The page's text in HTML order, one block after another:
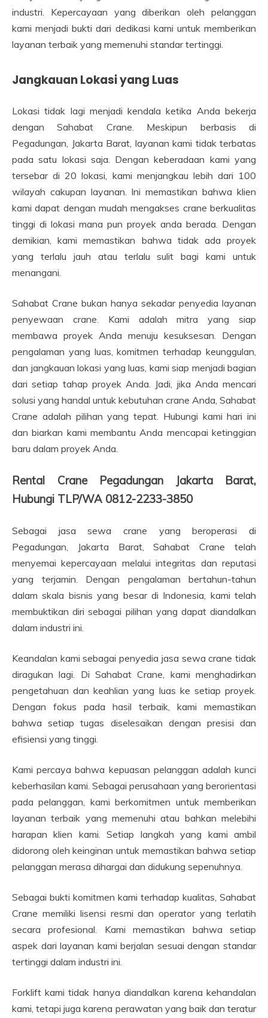
industri. Kepercayaan yang diberikan oleh pelanggan
kami menjadi bukti dari dedikasi kami untuk memberikan
layanan terbaik yang memenuhi standar tertinggi.
Jangkauan Lokasi yang Luas
Lokasi tidak lagi menjadi kendala ketika Anda bekerja
dengan Sahabat Crane. Meskipun berbasis di
Pegadungan, Jakarta Barat, layanan kami tidak terbatas
pada satu lokasi saja. Dengan keberadaan kami yang
tersebar di 20 lokasi, kami menjangkau lebih dari 100
wilayah cakupan layanan. Ini memastikan bahwa klien
kami dapat dengan mudah mengakses crane berkualitas
tinggi di lokasi mana pun proyek anda berada. Dengan
demikian, kami memastikan bahwa tidak ada proyek
yang terlalu jauh atau terlalu sulit bagi kami untuk
menangani.
Sahabat Crane bukan hanya sekadar penyedia layanan
penyewaan crane. Kami adalah mitra yang siap
membawa proyek Anda menuju kesuksesan. Dengan
pengalaman yang luas, komitmen terhadap keunggulan,
dan jangkauan lokasi yang luas, kami siap menjadi bagian
dari setiap tahap proyek Anda. Jadi, jika Anda mencari
solusi yang handal untuk kebutuhan crane Anda, Sahabat
Crane adalah pilihan yang tepat. Hubungi kami hari ini
dan biarkan kami membantu Anda mencapai ketinggian
baru dalam proyek Anda.
Rental Crane Pegadungan Jakarta Barat,
Hubungi TLP/WA 0812-2233-3850
Sebagai jasa sewa crane yang beroperasi di
Pegadungan, Jakarta Barat, Sahabat Crane telah
menyemai kepercayaan melalui integritas dan reputasi
yang terjamin. Dengan pengalaman bertahun-tahun
dalam skala bisnis yang besar di Indonesia, kami telah
membuktikan diri sebagai pilihan yang dapat diandalkan
dalam industri ini.
Keandalan kami sebagai penyedia jasa sewa crane tidak
diragukan lagi. Di Sahabat Crane, kami menghadirkan
pengetahuan dan keahlian yang luas ke setiap proyek.
Dengan fokus pada hasil terbaik, kami memastikan
bahwa setiap tugas diselesaikan dengan presisi dan
efisiensi yang tinggi.
Kami percaya bahwa kepuasan pelanggan adalah kunci
keberhasilan kami. Sebagai perusahaan yang berorientasi
pada pelanggan, kami berkomitmen untuk memberikan
layanan terbaik yang memenuhi atau bahkan melebihi
harapan klien kami. Setiap langkah yang kami ambil
didorong oleh keinginan untuk memastikan bahwa setiap
pelanggan merasa dihargai dan didukung sepenuhnya.
Sebagai bukti komitmen kami terhadap kualitas, Sahabat
Crane memiliki lisensi resmi dan operator yang terlatih
secara profesional. Kami memastikan bahwa setiap
aspek dari layanan kami berjalan sesuai dengan standar
tertinggi dalam industri ini.
Forklift kami tidak hanya diandalkan karena kehandalan
kami, tetapi juga karena perawatan yang baik dan teratur